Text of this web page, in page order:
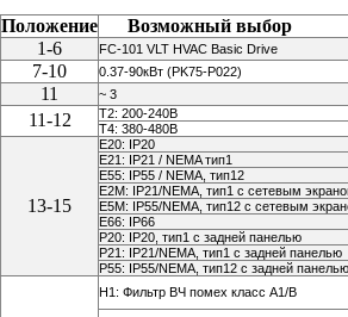
Положение Возможный выбор
1-6
FC-101 VLT HVAC Basic Drive
7-10
0.37-90кВт (PK75-P022)
11
~ 3
11-12
Т2: 200-240В
Т4: 380-480В
13-15
E20: IP20
E21: IP21 / NEMA тип1
E55: IP55 / NEMA, тип12
E2M: IP21/NEMA, тип1 с сетевым
E5M: IP55/NEMA, тип12 с сетевым
E66: IP66
P20: IP20, тип1 с задней панелью
P21: IP21/NEMA, тип1 с задней панелью
P55: IP55/NEMA, тип12 с задней панелью
H1: Фильтр ВЧ помех класс A1/В